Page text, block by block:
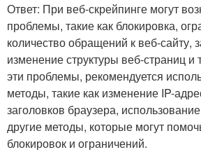
Ответ: При веб-скрейпинге могут
проблемы, такие как блокировка,
количество обращений к веб-сайту,
изменение структуры веб-страниц
эти проблемы, рекомендуется
методы, такие как изменение IP-
заголовков браузера,
другие методы, которые могут
блокировок и ограничений.